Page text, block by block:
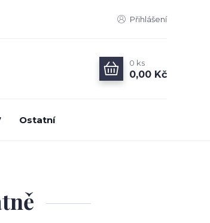
Přihlášení
0 ks
0,00 Kč
Ostatní